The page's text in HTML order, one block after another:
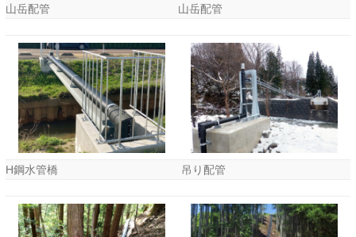
山岳配管 山岳配管
H鋼水管橋 吊り配管